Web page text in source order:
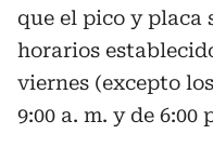
que el pico y placa
horarios
viernes (excepto
9:00 a. m. y de 6:00